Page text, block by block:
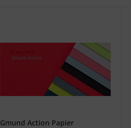
Gmund Action Papier